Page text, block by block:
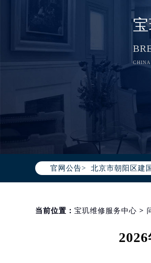
CHINA
官网公告>
2026年8月宝玑
2026年8月宝玑
宝玑官方全国
2026年8月宝玑
北京市朝阳区建
北京市东城区东
上海市徐汇区虹
南京市秦淮区
当前位置： 宝玑维修服务中心 >